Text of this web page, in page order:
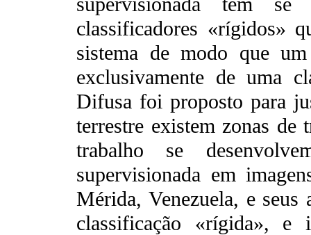
classificadores «rígidos»
sistema de modo que
exclusivamente de uma
Difusa foi proposto para
terrestre existem zonas de
trabalho se
supervisionada em
Mérida, Venezuela, e
classificação «rígida»,